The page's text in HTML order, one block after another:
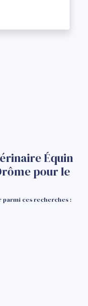
Équin
pour le
ces recherches :